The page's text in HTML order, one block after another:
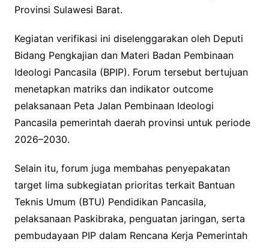
Provinsi Sulawesi Barat.
Kegiatan verifikasi ini diselenggarakan oleh Deputi
Bidang Pengkajian dan Materi Badan Pembinaan
Ideologi Pancasila (BPIP). Forum tersebut bertujuan
menetapkan matriks dan indikator outcome
pelaksanaan Peta Jalan Pembinaan Ideologi
Pancasila pemerintah daerah provinsi untuk periode
2026–2030.
Selain itu, forum juga membahas penyepakatan
target lima subkegiatan prioritas terkait Bantuan
Teknis Umum (BTU) Pendidikan Pancasila,
pelaksanaan Paskibraka, penguatan jaringan, serta
pembudayaan PIP dalam Rencana Kerja Pemerintah